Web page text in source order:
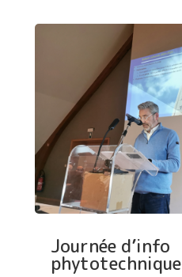
Journée d’info
phytotechnique